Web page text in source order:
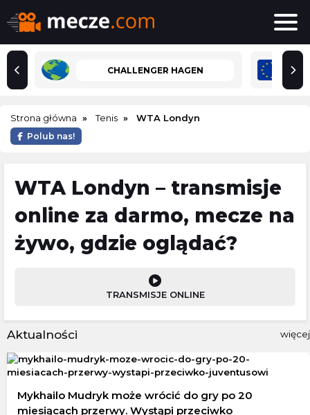
CHALLENGER HAGEN
Strona główna Tenis WTA Londyn
Polub nas!
WTA Londyn – transmisje
online za darmo, mecze na
żywo, gdzie oglądać?
TRANSMISJE ONLINE
Aktualności więcej
Mykhailo Mudryk może wrócić do gry po 20
miesiącach przerwy. Wystąpi przeciwko